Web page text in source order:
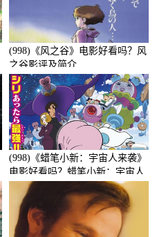
(998)《风之谷》电影好看吗？风
之谷影评及简介
(998)《蜡笔小新：宇宙人来袭》
电影好看吗？蜡笔小新：宇宙人
来袭影评及简介